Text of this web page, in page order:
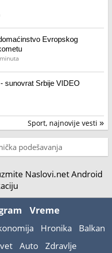
Evropskog
sunovrat Srbije VIDEO
Sport, najnovije vesti »
podešavanja
Naslovi.net Android
Vreme
Hronika
Balkan
Auto Zdravlje